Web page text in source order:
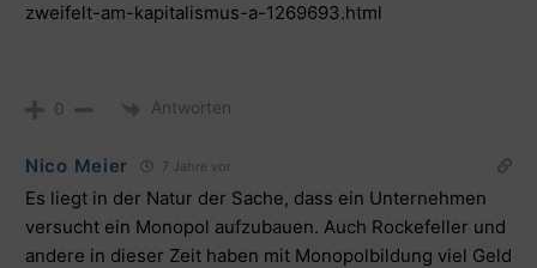
zweifelt-am-kapitalismus-a-1269693.html
0 Antworten
Nico Meier 7 Jahre vor
Es liegt in der Natur der Sache, dass ein Unternehmen
versucht ein Monopol aufzubauen. Auch Rockefeller und
andere in dieser Zeit haben mit Monopolbildung viel Geld